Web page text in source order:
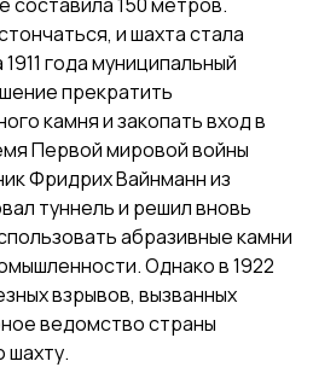
и шахта стала
года муниципальный
прекратить
камня и закопать вход в
Первой мировой войны
Фридрих Вайнманн из
туннель и решил вновь
абразивные камни
Однако в 1922
взрывов, вызванных
ведомство страны
шахту.